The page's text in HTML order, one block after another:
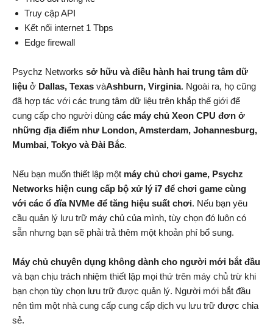
Truy cập API
Kết nối internet 1 Tbps
Edge firewall
Psychz Networks sở hữu và điều hành hai trung tâm dữ
liệu ở Dallas, Texas vàAshburn, Virginia. Ngoài ra, họ cũng
đã hợp tác với các trung tâm dữ liệu trên khắp thế giới để
cung cấp cho người dùng các máy chủ Xeon CPU đơn ở
những địa điểm như London, Amsterdam, Johannesburg,
Mumbai, Tokyo và Đài Bắc.
Nếu bạn muốn thiết lập một máy chủ chơi game, Psychz
Networks hiện cung cấp bộ xử lý i7 để chơi game cùng
với các ổ đĩa NVMe để tăng hiệu suất chơi. Nếu bạn yêu
cầu quản lý lưu trữ máy chủ của mình, tùy chọn đó luôn có
sẵn nhưng bạn sẽ phải trả thêm một khoản phí bổ sung.
Máy chủ chuyên dụng không dành cho người mới bắt đầu
và bạn chịu trách nhiệm thiết lập mọi thứ trên máy chủ trừ khi
bạn chọn tùy chọn lưu trữ được quản lý. Người mới bắt đầu
nên tìm một nhà cung cấp cung cấp dịch vụ lưu trữ được chia
sẻ.